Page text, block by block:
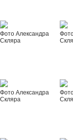
Фото Александра
Скляра
Фото Александра
Скляра